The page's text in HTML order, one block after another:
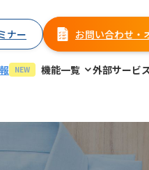
ナー お問い合わせ・
NEW 機能一覧 外部サービ